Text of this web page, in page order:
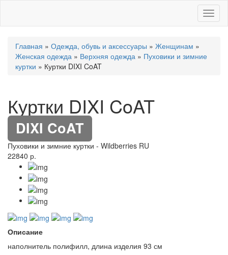
Главная » Одежда, обувь и аксессуары » Женщинам »
Женская одежда » Верхняя одежда » Пуховики и зимние
куртки » Куртки DIXI CoAT
Куртки DIXI CoAT
DIXI CoAT
Пуховики и зимние куртки - Wildberries RU
22840 р.
Описание
наполнитель полифилл, длина изделия 93 см